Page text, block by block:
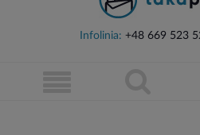
Infolinia: +48 669 523